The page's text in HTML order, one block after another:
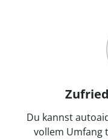
Du kannst
vollem Umfang